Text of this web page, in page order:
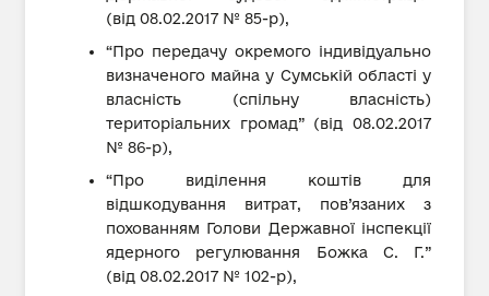
(від 08.02.2017 № 85-р),
“Про передачу окремого індивідуально
визначеного майна у Сумській області у
власність (спільну власність)
територіальних громад” (від 08.02.2017
№ 86-р),
“Про виділення коштів для
відшкодування витрат, пов’язаних з
похованням Голови Державної інспекції
ядерного регулювання Божка С. Г.”
(від 08.02.2017 № 102-р),